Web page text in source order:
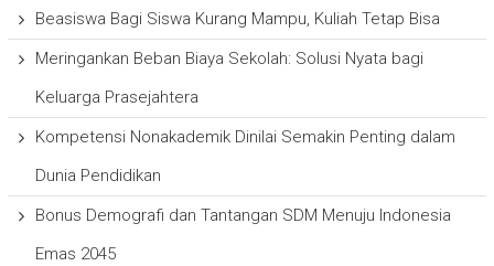
Beasiswa Bagi Siswa Kurang Mampu, Kuliah Tetap Bisa
Meringankan Beban Biaya Sekolah: Solusi Nyata bagi
Keluarga Prasejahtera
Kompetensi Nonakademik Dinilai Semakin Penting dalam
Dunia Pendidikan
Bonus Demografi dan Tantangan SDM Menuju Indonesia
Emas 2045